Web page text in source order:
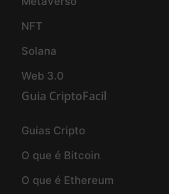
NFT
Solana
Web 3.0
Guia CriptoFacil
Guias Cripto
O que é Bitcoin
O que é Ethereum